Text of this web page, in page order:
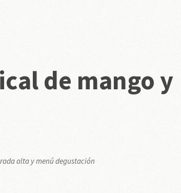
de mango y
alta y menú degustación